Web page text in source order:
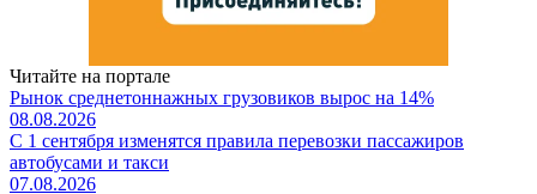
Читайте на портале
Рынок среднетоннажных грузовиков вырос на 14%
08.08.2026
С 1 сентября изменятся правила перевозки пассажиров
автобусами и такси
07.08.2026